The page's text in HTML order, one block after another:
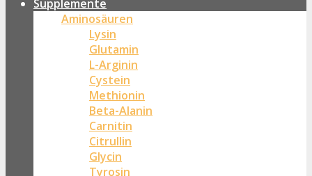
Supplemente
Aminosäuren
Lysin
Glutamin
L-Arginin
Cystein
Methionin
Beta-Alanin
Carnitin
Citrullin
Glycin
Tyrosin